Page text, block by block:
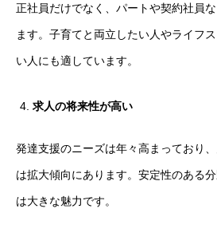
正社員だけでなく、パートや契約社員
ます。子育てと両立したい人やライフ
い人にも適しています。
求人の将来性が高い
発達支援のニーズは年々高まっており
は拡大傾向にあります。安定性のある
は大きな魅力です。